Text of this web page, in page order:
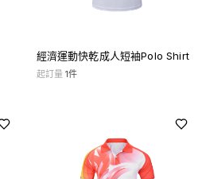
經濟運動快乾成人短袖Polo Shirt
起訂量 1件